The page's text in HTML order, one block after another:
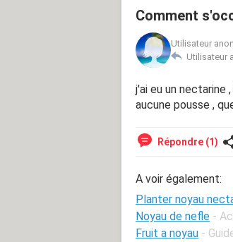
Comment
Utilisateur
Utilisateur
j'ai eu un nectarine
aucune pousse ,
Répondre (1)
A voir également:
Planter noyau
Noyau de nefle -
Fruit a noyau -